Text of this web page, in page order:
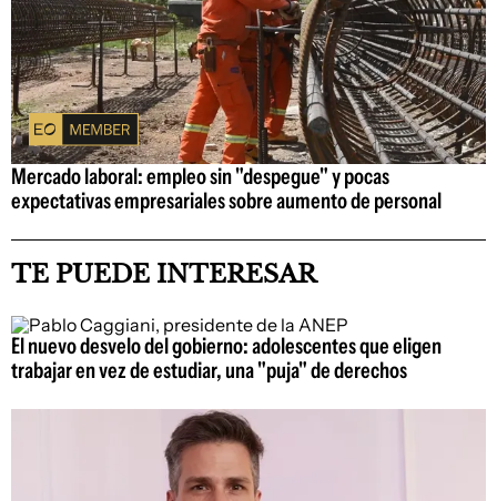
Mercado laboral: empleo sin "despegue" y pocas
expectativas empresariales sobre aumento de personal
TE PUEDE INTERESAR
El nuevo desvelo del gobierno: adolescentes que eligen
trabajar en vez de estudiar, una "puja" de derechos